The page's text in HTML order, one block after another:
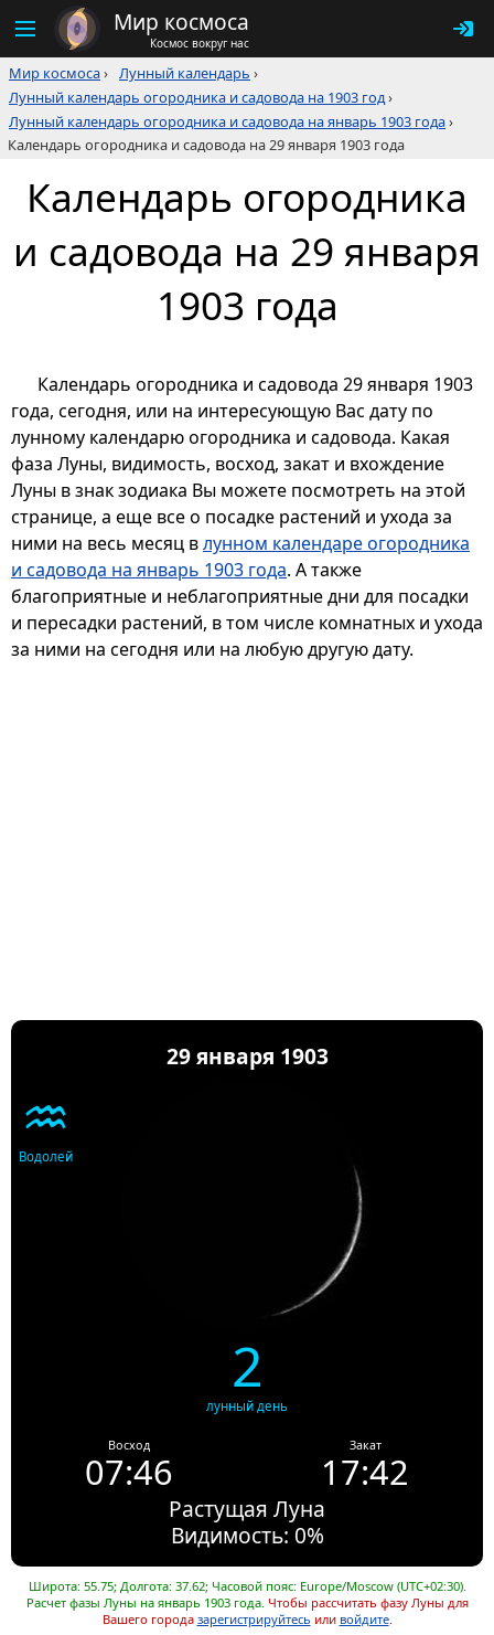
Мир космоса
Космос вокруг нас
Мир космоса› Лунный календарь ›
Лунный календарь огородника и садовода на 1903 год›
Лунный календарь огородника и садовода на январь 1903 года›
Календарь огородника и садовода на 29 января 1903 года
Календарь огородника
и садовода на 29 января
1903 года
Календарь огородника и садовода 29 января 1903
года, сегодня, или на интересующую Вас дату по
лунному календарю огородника и садовода. Какая
фаза Луны, видимость, восход, закат и вхождение
Луны в знак зодиака Вы можете посмотреть на этой
странице, а еще все о посадке растений и ухода за
ними на весь месяц влунном календаре огородника
и садовода на январь 1903 года. А также
благоприятные и неблагоприятные дни для посадки
и пересадки растений, в том числе комнатных и ухода
за ними на сегодня или на любую другую дату.
29 января 1903
♒
Водолей
2
лунный день
Восход
07:46
Закат
17:42
Растущая Луна
Видимость: 0%
Широта: 55.75; Долгота: 37.62; Часовой пояс: Europe/Moscow (UTC+02:30).
Расчет фазы Луны на январь 1903 года. Чтобы рассчитать фазу Луны для
Вашего города зарегистрируйтесь или войдите.